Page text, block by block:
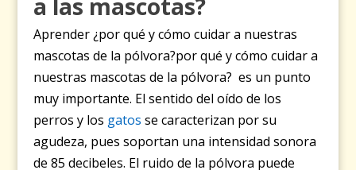
a las mascotas?
Aprender ¿por qué y cómo cuidar a nuestras
mascotas de la pólvora?por qué y cómo cuidar a
nuestras mascotas de la pólvora? es un punto
muy importante. El sentido del oído de los
perros y los gatos se caracterizan por su
agudeza, pues soportan una intensidad sonora
de 85 decibeles. El ruido de la pólvora puede